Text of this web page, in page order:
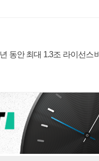
동안 최대 1.3조 라이선스비